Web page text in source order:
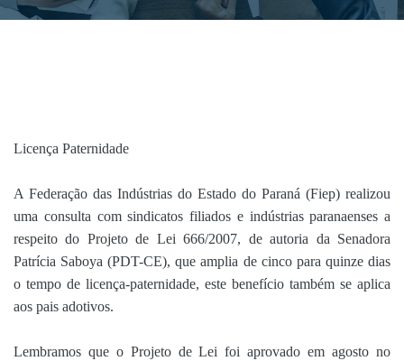
Licença Paternidade
A Federação das Indústrias do Estado do Paraná (Fiep) realizou
uma consulta com sindicatos filiados e indústrias paranaenses a
respeito do Projeto de Lei 666/2007, de autoria da Senadora
Patrícia Saboya (PDT-CE), que amplia de cinco para quinze dias
o tempo de licença-paternidade, este benefício também se aplica
aos pais adotivos.
Lembramos que o Projeto de Lei foi aprovado em agosto no